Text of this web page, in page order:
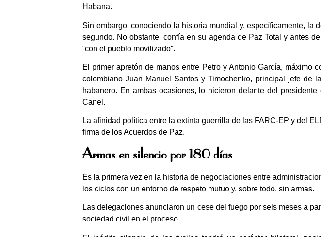
Habana.
Sin embargo, conociendo la historia mundial y, específicamente,
segundo. No obstante, confía en su agenda de Paz Total y antes
“con el pueblo movilizado”.
El primer apretón de manos entre Petro y Antonio García,
colombiano Juan Manuel Santos y Timochenko, principal jefe
habanero. En ambas ocasiones, lo hicieron delante del
Canel.
La afinidad política entre la extinta guerrilla de las FARC-EP y del
firma de los Acuerdos de Paz.
Armas en silencio por 180 días
Es la primera vez en la historia de negociaciones entre
los ciclos con un entorno de respeto mutuo y, sobre todo, sin armas.
Las delegaciones anunciaron un cese del fuego por seis meses a
sociedad civil en el proceso.